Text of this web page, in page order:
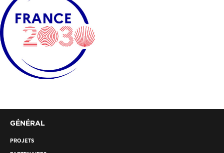
GÉNÉRAL
PROJETS